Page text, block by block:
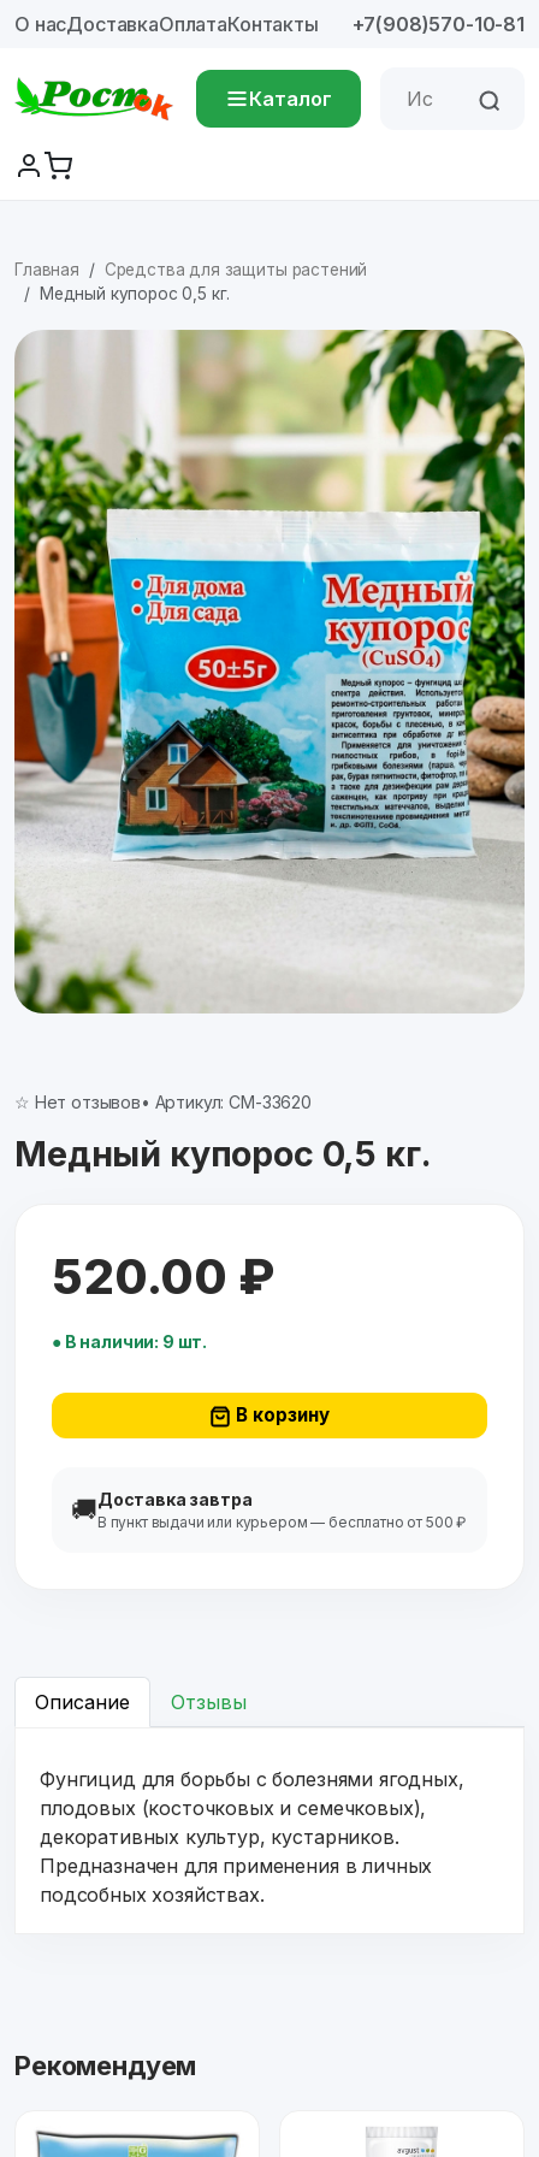
О насДоставкаОплатаКонтакты +7(908)570-10-81
Каталог
Главная
Средства для защиты растений
Медный купорос 0,5 кг.
☆ Нет отзывов• Артикул: СМ-33620
Медный купорос 0,5 кг.
520.00 ₽
● В наличии: 9 шт.
В корзину
🚚Доставка завтра
В пункт выдачи или курьером — бесплатно от 500 ₽
Описание Отзывы
Фунгицид для борьбы с болезнями ягодных,
плодовых (косточковых и семечковых),
декоративных культур, кустарников.
Предназначен для применения в личных
подсобных хозяйствах.
Рекомендуем